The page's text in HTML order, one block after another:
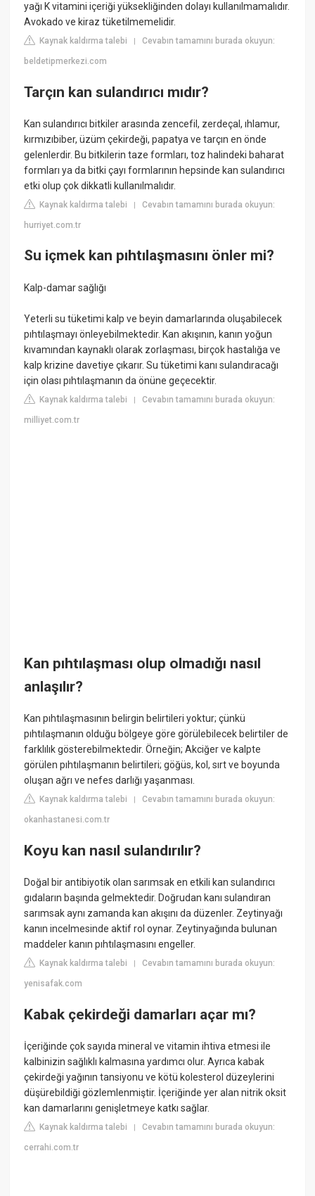
yağı K vitamini içeriği yüksekliğinden dolayı kullanılmamalıdır.
Avokado ve kiraz tüketilmemelidir.
Kaynak kaldırma talebi |Cevabın tamamını burada okuyun:
beldetipmerkezi.com
Tarçın kan sulandırıcı mıdır?
Kan sulandırıcı bitkiler arasında zencefil, zerdeçal, ıhlamur,
kırmızıbiber, üzüm çekirdeği, papatya ve tarçın en önde
gelenlerdir. Bu bitkilerin taze formları, toz halindeki baharat
formları ya da bitki çayı formlarının hepsinde kan sulandırıcı
etki olup çok dikkatli kullanılmalıdır.
Kaynak kaldırma talebi |Cevabın tamamını burada okuyun:
hurriyet.com.tr
Su içmek kan pıhtılaşmasını önler mi?
Kalp-damar sağlığı
Yeterli su tüketimi kalp ve beyin damarlarında oluşabilecek
pıhtılaşmayı önleyebilmektedir. Kan akışının, kanın yoğun
kıvamından kaynaklı olarak zorlaşması, birçok hastalığa ve
kalp krizine davetiye çıkarır. Su tüketimi kanı sulandıracağı
için olası pıhtılaşmanın da önüne geçecektir.
Kaynak kaldırma talebi |Cevabın tamamını burada okuyun:
milliyet.com.tr
Kan pıhtılaşması olup olmadığı nasıl
anlaşılır?
Kan pıhtılaşmasının belirgin belirtileri yoktur; çünkü
pıhtılaşmanın olduğu bölgeye göre görülebilecek belirtiler de
farklılık gösterebilmektedir. Örneğin; Akciğer ve kalpte
görülen pıhtılaşmanın belirtileri; göğüs, kol, sırt ve boyunda
oluşan ağrı ve nefes darlığı yaşanması.
Kaynak kaldırma talebi |Cevabın tamamını burada okuyun:
okanhastanesi.com.tr
Koyu kan nasıl sulandırılır?
Doğal bir antibiyotik olan sarımsak en etkili kan sulandırıcı
gıdaların başında gelmektedir. Doğrudan kanı sulandıran
sarımsak aynı zamanda kan akışını da düzenler. Zeytinyağı
kanın incelmesinde aktif rol oynar. Zeytinyağında bulunan
maddeler kanın pıhtılaşmasını engeller.
Kaynak kaldırma talebi |Cevabın tamamını burada okuyun:
yenisafak.com
Kabak çekirdeği damarları açar mı?
İçeriğinde çok sayıda mineral ve vitamin ihtiva etmesi ile
kalbinizin sağlıklı kalmasına yardımcı olur. Ayrıca kabak
çekirdeği yağının tansiyonu ve kötü kolesterol düzeylerini
düşürebildiği gözlemlenmiştir. İçeriğinde yer alan nitrik oksit
kan damarlarını genişletmeye katkı sağlar.
Kaynak kaldırma talebi |Cevabın tamamını burada okuyun:
cerrahi.com.tr